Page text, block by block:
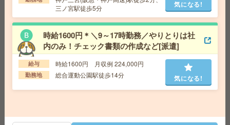
給与即払いOK！高時給！日勤のお仕事！検査業務[派遣]
給 与 時給1350円
交通費 交通費支給有り
勤務地 西神中央駅～車10分 ※送迎有り
気になる!
給 与 時給1200円
三ノ宮駅徒歩5分
気になる!
時給1600円＊＼9～17時勤務／やりとりは社
内のみ！チェック書類の作成など[派遣]
給与 時給1600円 月収例 224,000円
勤務地 総合運動公園駅徒歩14分 気になる!